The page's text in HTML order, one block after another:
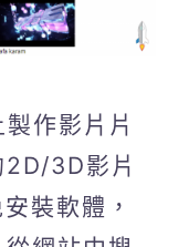
作影片片
2D/3D影片
裝軟體，